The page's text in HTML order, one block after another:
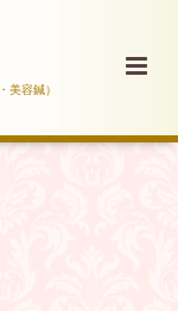
美容鍼）